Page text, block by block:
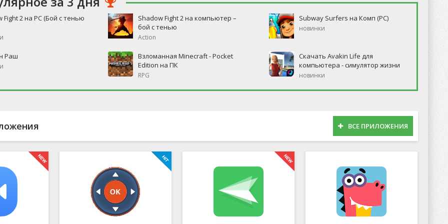
Fight 2 на PC (Бой с тенью
Shadow Fight 2 на компьютер –
бой с тенью
Action
Subway Surfers на Комп (PC)
новинки
Раш
Взломанная Minecraft - Pocket
Edition на ПК
RPG
Скачать Avakin Life для
компьютера - симулятор жизни
новинки
ВСЕ ПРИЛОЖЕНИЯ